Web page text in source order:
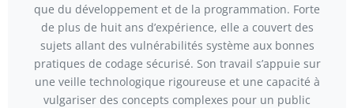
que du développement et de la programmation. Forte
de plus de huit ans d’expérience, elle a couvert des
sujets allant des vulnérabilités système aux bonnes
pratiques de codage sécurisé. Son travail s’appuie sur
une veille technologique rigoureuse et une capacité à
vulgariser des concepts complexes pour un public